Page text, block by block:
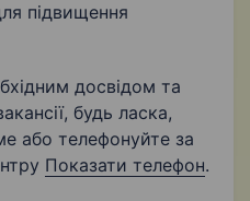
підвищення
досвідом та
будь ласка,
або телефонуйте за
Показати телефон.